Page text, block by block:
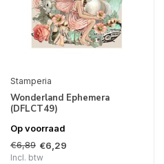
Stamperia
Wonderland Ephemera
(DFLCT49)
Op voorraad
€6,89 €6,29
Incl. btw